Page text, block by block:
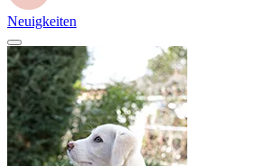
Neuigkeiten